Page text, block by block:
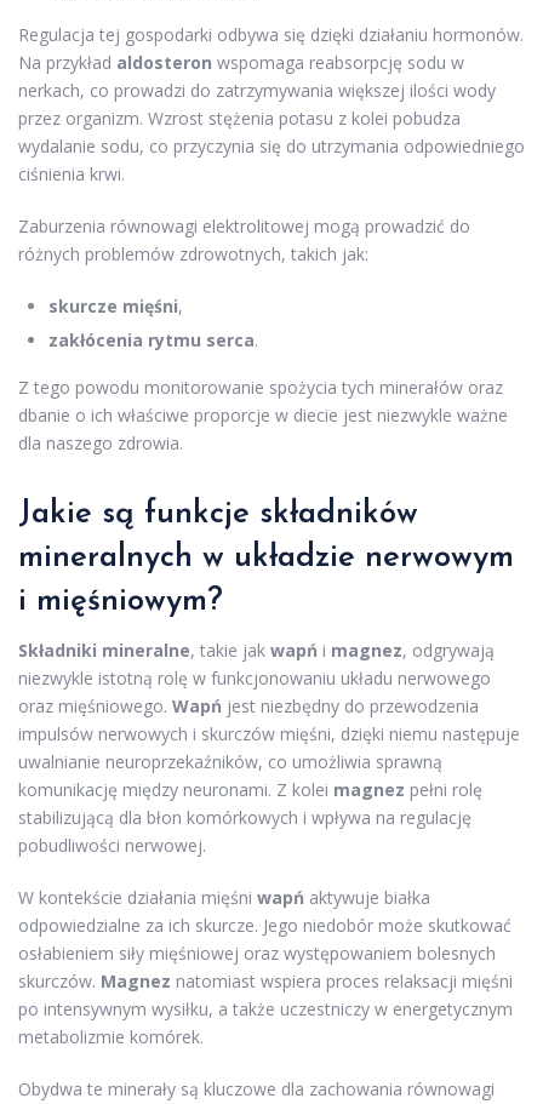
Regulacja tej gospodarki odbywa się dzięki działaniu hormonów.
Na przykład aldosteron wspomaga reabsorpcję sodu w
nerkach, co prowadzi do zatrzymywania większej ilości wody
przez organizm. Wzrost stężenia potasu z kolei pobudza
wydalanie sodu, co przyczynia się do utrzymania odpowiedniego
ciśnienia krwi.
Zaburzenia równowagi elektrolitowej mogą prowadzić do
różnych problemów zdrowotnych, takich jak:
skurcze mięśni,
zakłócenia rytmu serca.
Z tego powodu monitorowanie spożycia tych minerałów oraz
dbanie o ich właściwe proporcje w diecie jest niezwykle ważne
dla naszego zdrowia.
Jakie są funkcje składników
mineralnych w układzie nerwowym
i mięśniowym?
Składniki mineralne, takie jak wapń i magnez, odgrywają
niezwykle istotną rolę w funkcjonowaniu układu nerwowego
oraz mięśniowego. Wapń jest niezbędny do przewodzenia
impulsów nerwowych i skurczów mięśni, dzięki niemu następuje
uwalnianie neuroprzekaźników, co umożliwia sprawną
komunikację między neuronami. Z kolei magnez pełni rolę
stabilizującą dla błon komórkowych i wpływa na regulację
pobudliwości nerwowej.
W kontekście działania mięśni wapń aktywuje białka
odpowiedzialne za ich skurcze. Jego niedobór może skutkować
osłabieniem siły mięśniowej oraz występowaniem bolesnych
skurczów. Magnez natomiast wspiera proces relaksacji mięśni
po intensywnym wysiłku, a także uczestniczy w energetycznym
metabolizmie komórek.
Obydwa te minerały są kluczowe dla zachowania równowagi